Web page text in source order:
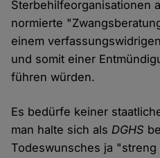
Sterbehilfeorganisationen
normierte
einem
und somit einer
führen würden.
Es bedürfe keiner
man halte sich alsDGHS
Todeswunsches ja "streng